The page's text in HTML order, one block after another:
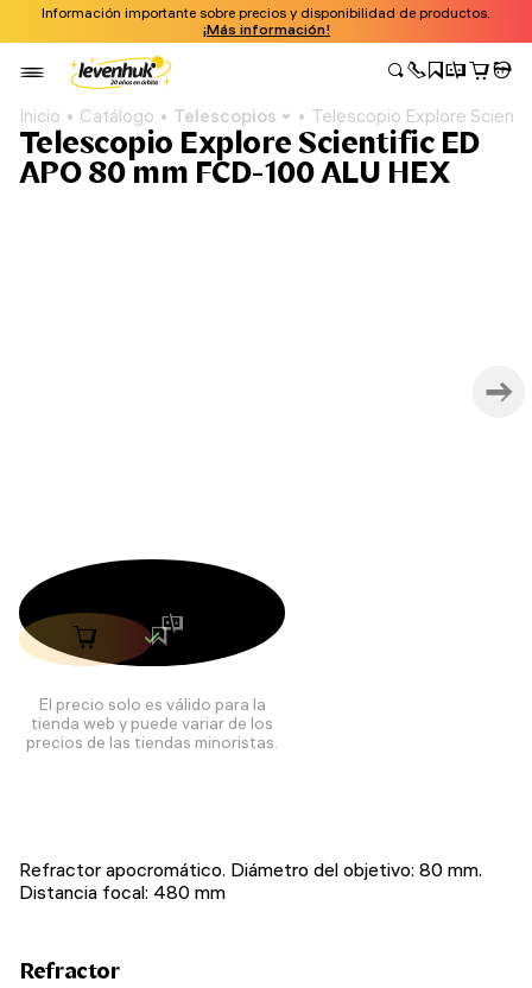
Información importante sobre precios y disponibilidad de productos.
¡Más información!
Inicio Catálogo Telescopios Telescopio Explore
Telescopio Explore Scientific ED
APO 80 mm FCD-100 ALU HEX
El precio solo es válido para la
tienda web y puede variar de los
precios de las tiendas minoristas.
Refractor apocromático. Diámetro del objetivo: 80 mm.
Distancia focal: 480 mm
Refractor